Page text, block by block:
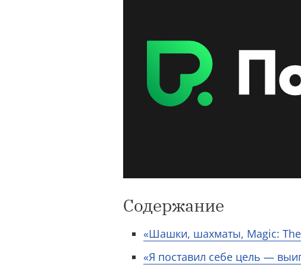
Содержание
«Шашки, шахматы, Magic: The
«Я поставил себе цель —